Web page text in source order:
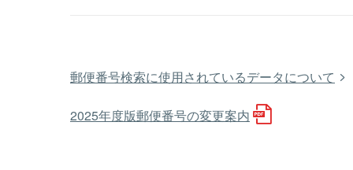
郵便番号検索に使用されているデータについて
2025年度版郵便番号の変更案内